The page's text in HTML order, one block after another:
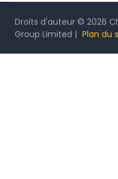
Droits d'auteur © 2026
Group Limited | Plan du